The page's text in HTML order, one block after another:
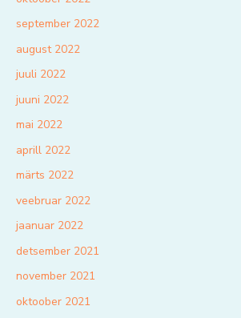
september 2022
august 2022
juuli 2022
juuni 2022
mai 2022
aprill 2022
märts 2022
veebruar 2022
jaanuar 2022
detsember 2021
november 2021
oktoober 2021